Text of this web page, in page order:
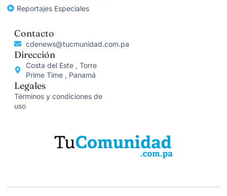
Reportajes Especiales
Contacto
cdenews@tucmunidad.com.pa
Dirección
Costa del Este , Torre
Prime Time , Panamá
Legales
Términos y condiciones de
uso